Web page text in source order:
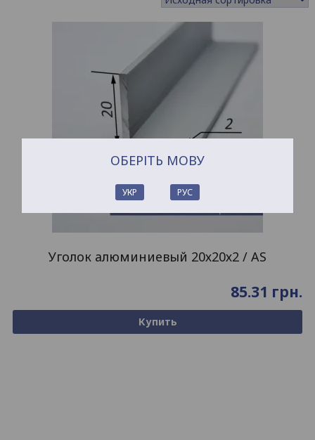
Уголок алюминиевый 20х20х2 / AS
85.31 грн.
Купить
ОБЕРІТЬ МОВУ
УКР РУС